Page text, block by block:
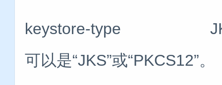
keystore-type JKS
可以是“JKS”或“PKCS12”